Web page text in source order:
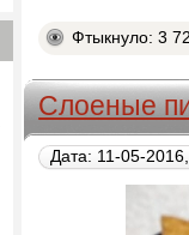
Фтыкнуло: 3
Слоеные
Дата: 11-05-